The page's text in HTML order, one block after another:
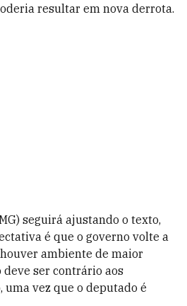
resultar em nova derrota.
seguirá ajustando o texto,
é que o governo volte a
ambiente de maior
ser contrário aos
uma vez que o deputado é